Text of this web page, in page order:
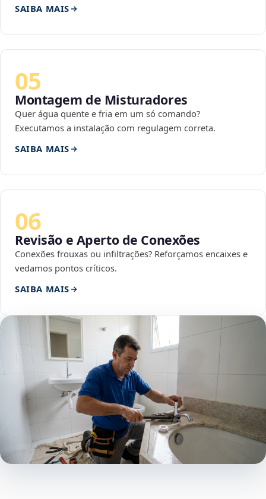
SAIBA MAIS
05
Montagem de Misturadores
Quer água quente e fria em um só comando?
Executamos a instalação com regulagem correta.
SAIBA MAIS
06
Revisão e Aperto de Conexões
Conexões frouxas ou infiltrações? Reforçamos encaixes e
vedamos pontos críticos.
SAIBA MAIS